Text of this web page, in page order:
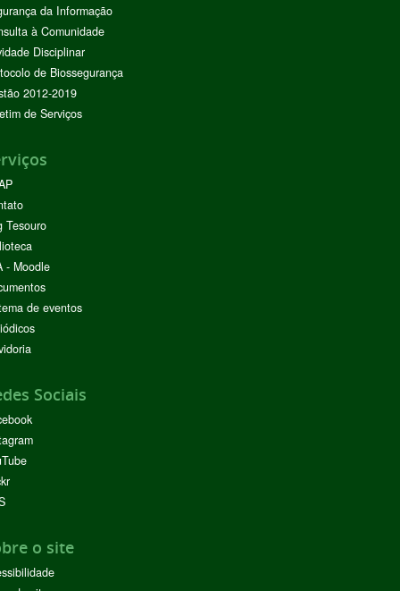
da Informação
à Comunidade
Disciplinar
de Biossegurança
2012-2019
de Serviços
Tesouro
- Moodle
de eventos
Sociais
o site